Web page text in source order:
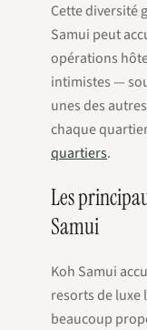
Cette diversité
Samui peut
opérations
intimistes —
unes des
chaque
quartiers.
Les
Samui
Koh Samui
resorts de luxe
beaucoup